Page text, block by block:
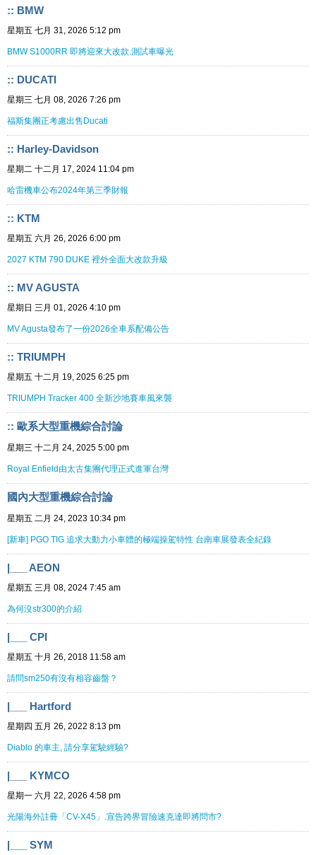
:: BMW
星期五 七月 31, 2026 5:12 pm
BMW S1000RR 即將迎來大改款.測試車曝光
:: DUCATI
星期三 七月 08, 2026 7:26 pm
福斯集團正考慮出售Ducati
:: Harley-Davidson
星期二 十二月 17, 2024 11:04 pm
哈雷機車公布2024年第三季財報
:: KTM
星期五 六月 26, 2026 6:00 pm
2027 KTM 790 DUKE 裡外全面大改款升級
:: MV AGUSTA
星期日 三月 01, 2026 4:10 pm
MV Agusta發布了一份2026全車系配備公告
:: TRIUMPH
星期五 十二月 19, 2025 6:25 pm
TRIUMPH Tracker 400 全新沙地賽車風來襲
:: 歐系大型重機綜合討論
星期三 十二月 24, 2025 5:00 pm
Royal Enfield由太古集團代理正式進軍台灣
國內大型重機綜合討論
星期五 二月 24, 2023 10:34 pm
[新車] PGO TIG 追求大動力小車體的極端操駕特性 台南車展發表全紀錄
|___ AEON
星期五 三月 08, 2024 7:45 am
為何沒str300的介紹
|___ CPI
星期五 十月 26, 2018 11:58 am
請問sm250有沒有相容齒盤？
|___ Hartford
星期四 五月 26, 2022 8:13 pm
Diablo 的車主, 請分享駕駛經驗?
|___ KYMCO
星期一 六月 22, 2026 4:58 pm
光陽海外註冊「CV-X45」.宣告跨界冒險速克達即將問市?
|___ SYM